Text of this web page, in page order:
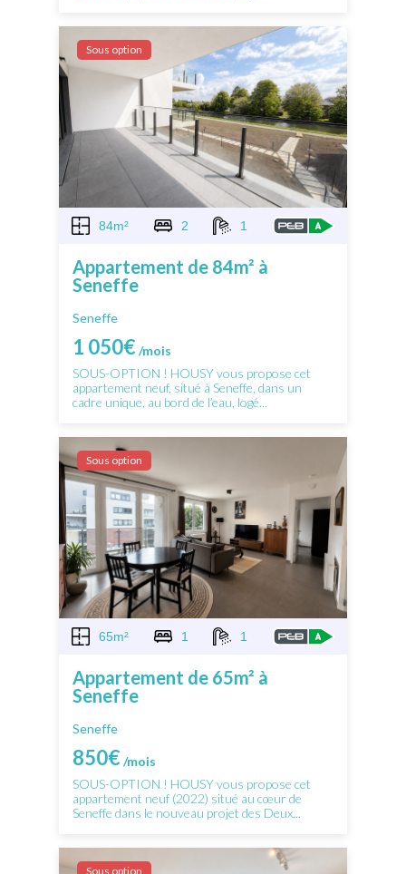
Sous option
84m² 2 1
Appartement de 84m² à
Seneffe
Seneffe
1 050€/mois
SOUS-OPTION ! HOUSY vous propose cet
appartement neuf, situé à Seneffe, dans un
cadre unique, au bord de l’eau, logé...
Sous option
65m² 1 1
Appartement de 65m² à
Seneffe
Seneffe
850€/mois
SOUS-OPTION ! HOUSY vous propose cet
appartement neuf (2022) situé au cœur de
Seneffe dans le nouveau projet des Deux...
Sous option